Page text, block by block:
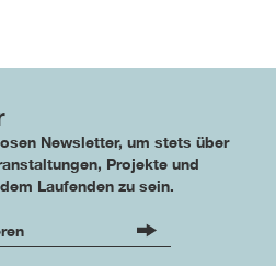
Newsletter, um stets über
Projekte und
Laufenden zu sein.